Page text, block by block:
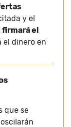
y el
firmará el
el dinero en
que se